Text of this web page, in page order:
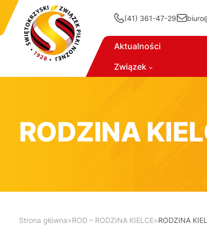
(41) 361-47-29
Związek
Aktualności
RODZINA
Strona główna>ROD – RODZINA KIELCE>RODZINA